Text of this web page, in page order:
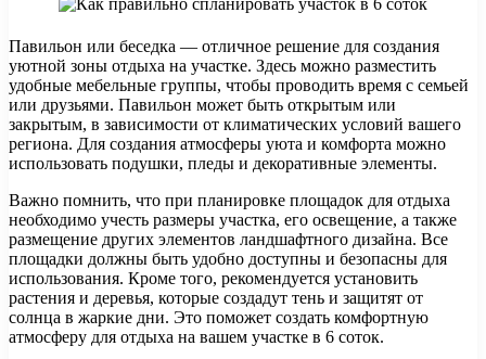
Павильон или беседка — отличное решение для создания
уютной зоны отдыха на участке. Здесь можно разместить
удобные мебельные группы, чтобы проводить время с семьей
или друзьями. Павильон может быть открытым или
закрытым, в зависимости от климатических условий вашего
региона. Для создания атмосферы уюта и комфорта можно
использовать подушки, пледы и декоративные элементы.
Важно помнить, что при планировке площадок для отдыха
необходимо учесть размеры участка, его освещение, а также
размещение других элементов ландшафтного дизайна. Все
площадки должны быть удобно доступны и безопасны для
использования. Кроме того, рекомендуется установить
растения и деревья, которые создадут тень и защитят от
солнца в жаркие дни. Это поможет создать комфортную
атмосферу для отдыха на вашем участке в 6 соток.